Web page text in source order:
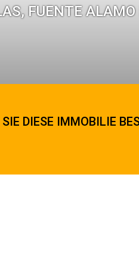
FUENTE ALAMO
DIESE IMMOBILIE